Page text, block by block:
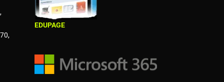
EDUPAGE